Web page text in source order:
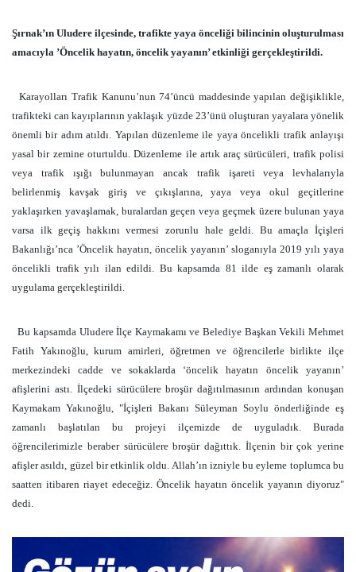
Şırnak’ın Uludere ilçesinde, trafikte yaya önceliği bilincinin oluşturulması
amacıyla ’Öncelik hayatın, öncelik yayanın’ etkinliği gerçekleştirildi.
Karayolları Trafik Kanunu’nun 74’üncü maddesinde yapılan değişiklikle,
trafikteki can kayıplarının yaklaşık yüzde 23’ünü oluşturan yayalara yönelik
önemli bir adım atıldı. Yapılan düzenleme ile yaya öncelikli trafik anlayışı
yasal bir zemine oturtuldu. Düzenleme ile artık araç sürücüleri, trafik polisi
veya trafik ışığı bulunmayan ancak trafik işareti veya levhalarıyla
belirlenmiş kavşak giriş ve çıkışlarına, yaya veya okul geçitlerine
yaklaşırken yavaşlamak, buralardan geçen veya geçmek üzere bulunan yaya
varsa ilk geçiş hakkını vermesi zorunlu hale geldi. Bu amaçla İçişleri
Bakanlığı’nca ’Öncelik hayatın, öncelik yayanın’ sloganıyla 2019 yılı yaya
öncelikli trafik yılı ilan edildi. Bu kapsamda 81 ilde eş zamanlı olarak
uygulama gerçekleştirildi.
Bu kapsamda Uludere İlçe Kaymakamı ve Belediye Başkan Vekili Mehmet
Fatih Yakınoğlu, kurum amirleri, öğretmen ve öğrencilerle birlikte ilçe
merkezindeki cadde ve sokaklarda ‘öncelik hayatın öncelik yayanın’
afişlerini astı. İlçedeki sürücülere broşür dağıtılmasının ardından konuşan
Kaymakam Yakınoğlu, "İçişleri Bakanı Süleyman Soylu önderliğinde eş
zamanlı başlatılan bu projeyi ilçemizde de uyguladık. Burada
öğrencilerimizle beraber sürücülere broşür dağıttık. İlçenin bir çok yerine
afişler asıldı, güzel bir etkinlik oldu. Allah’ın izniyle bu eyleme toplumca bu
saatten itibaren riayet edeceğiz. Öncelik hayatın öncelik yayanın diyoruz"
dedi.